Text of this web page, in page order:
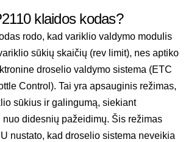
klaidos kodas?
rodo, kad variklio valdymo modulis
sūkių skaičių (rev limit), nes aptiko
droselio valdymo sistema (ETC
Control). Tai yra apsauginis režimas,
sūkius ir galingumą, siekiant
didesnių pažeidimų. Šis režimas
nustato, kad droselio sistema neveikia